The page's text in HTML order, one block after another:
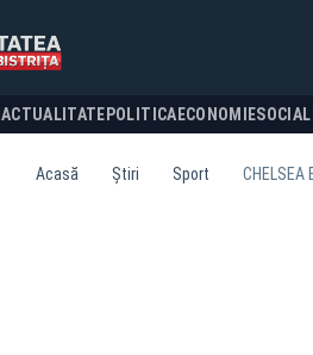
ACTUALITATE POLITICA ECONOMIESOCIAL
Acasă Știri Sport CHELSEA